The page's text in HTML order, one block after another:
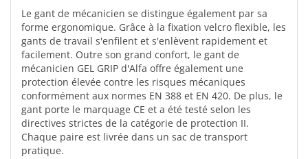
Le gant de mécanicien se distingue également par sa
forme ergonomique. Grâce à la fixation velcro flexible, les
gants de travail s'enfilent et s'enlèvent rapidement et
facilement. Outre son grand confort, le gant de
mécanicien GEL GRIP d'Alfa offre également une
protection élevée contre les risques mécaniques
conformément aux normes EN 388 et EN 420. De plus, le
gant porte le marquage CE et a été testé selon les
directives strictes de la catégorie de protection II.
Chaque paire est livrée dans un sac de transport
pratique.